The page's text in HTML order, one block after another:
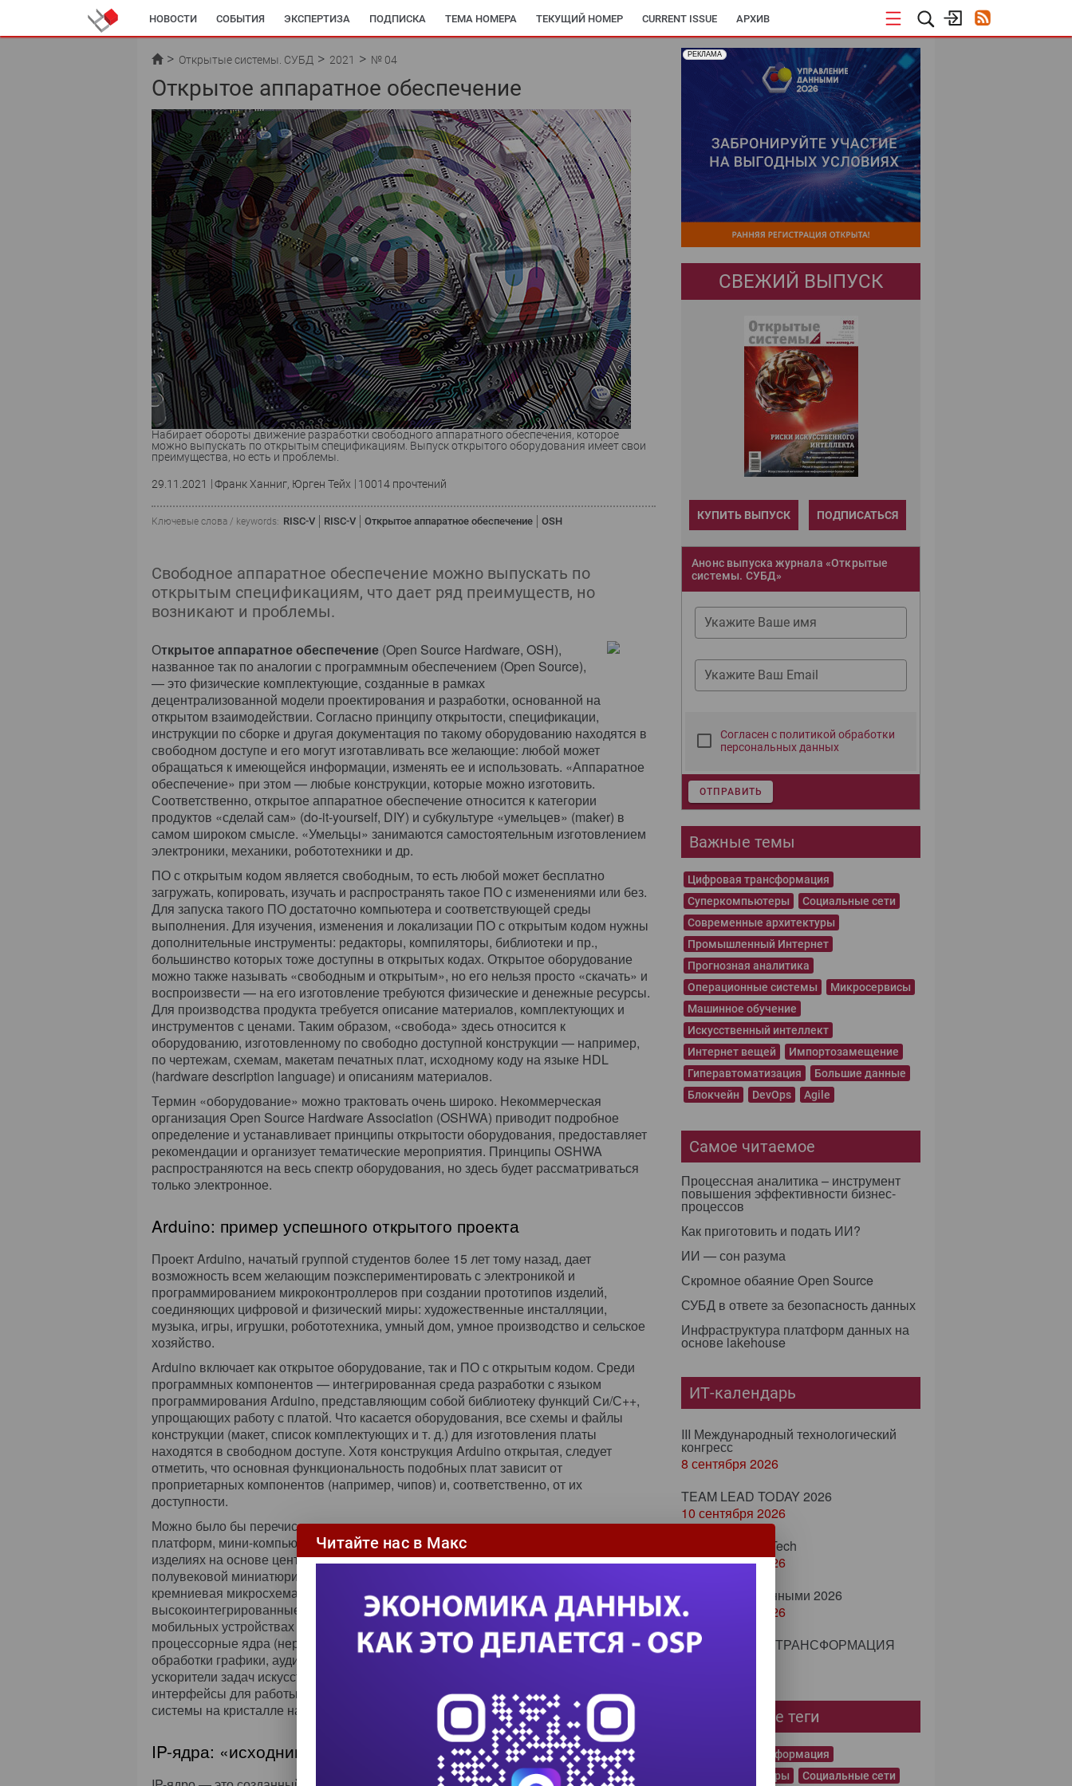
НОВОСТИ СОБЫТИЯ ЭКСПЕРТИЗА ПОДПИСКА ТЕМА НОМЕРА ТЕКУЩИЙ НОМЕР CURRENT ISSUE АРХИВ
Открытые системы. СУБД 2021 № 04
Открытое аппаратное обеспечение
Набирает обороты движение разработки свободного аппаратного обеспечения, которое
можно выпускать по открытым спецификациям. Выпуск открытого оборудования имеет свои
преимущества, но есть и проблемы.
29.11.2021 Франк Ханниг, Юрген Тейх 10014 прочтений
Ключевые слова / keywords: RISC-V RISC-V Открытое аппаратное обеспечение OSH
Свободное аппаратное обеспечение можно выпускать по
открытым спецификациям, что дает ряд преимуществ, но
возникают и проблемы.
Открытое аппаратное обеспечение (Open Source Hardware, OSH),
названное так по аналогии с программным обеспечением (Open Source),
— это физические комплектующие, созданные в рамках
децентрализованной модели проектирования и разработки, основанной на
открытом взаимодействии. Согласно принципу открытости, спецификации,
инструкции по сборке и другая документация по такому оборудованию находятся в
свободном доступе и его могут изготавливать все желающие: любой может
обращаться к имеющейся информации, изменять ее и использовать. «Аппаратное
обеспечение» при этом — любые конструкции, которые можно изготовить.
Соответственно, открытое аппаратное обеспечение относится к категории
продуктов «сделай сам» (do-it-yourself, DIY) и субкультуре «умельцев» (maker) в
самом широком смысле. «Умельцы» занимаются самостоятельным изготовлением
электроники, механики, робототехники и др.
ПО с открытым кодом является свободным, то есть любой может бесплатно
загружать, копировать, изучать и распространять такое ПО с изменениями или без.
Для запуска такого ПО достаточно компьютера и соответствующей среды
выполнения. Для изучения, изменения и локализации ПО с открытым кодом нужны
дополнительные инструменты: редакторы, компиляторы, библиотеки и пр.,
большинство которых тоже доступны в открытых кодах. Открытое оборудование
можно также называть «свободным и открытым», но его нельзя просто «скачать» и
воспроизвести — на его изготовление требуются физические и денежные ресурсы.
Для производства продукта требуется описание материалов, комплектующих и
инструментов с ценами. Таким образом, «свобода» здесь относится к
оборудованию, изготовленному по свободно доступной конструкции — например,
по чертежам, схемам, макетам печатных плат, исходному коду на языке HDL
(hardware description language) и описаниям материалов.
Термин «оборудование» можно трактовать очень широко. Некоммерческая
организация Open Source Hardware Association (OSHWA) приводит подробное
определение и устанавливает принципы открытости оборудования, предоставляет
рекомендации и организует тематические мероприятия. Принципы OSHWA
распространяются на весь спектр оборудования, но здесь будет рассматриваться
только электронное.
Arduino: пример успешного открытого проекта
Проект Arduino, начатый группой студентов более 15 лет тому назад, дает
возможность всем желающим поэкспериментировать с электроникой и
программированием микроконтроллеров при создании прототипов изделий,
соединяющих цифровой и физический миры: художественные инсталляции,
музыка, игры, игрушки, робототехника, умный дом, умное производство и сельское
хозяйство.
Arduino включает как открытое оборудование, так и ПО с открытым кодом. Среди
программных компонентов — интегрированная среда разработки с языком
программирования Arduino, представляющим собой библиотеку функций Си/С++,
упрощающих работу с платой. Что касается оборудования, все схемы и файлы
конструкции (макет, список комплектующих и т. д.) для изготовления платы
находятся в свободном доступе. Хотя конструкция Arduino открытая, следует
отметить, что основная функциональность подобных плат зависит от
проприетарных компонентов (например, чипов) и, соответственно, от их
доступности.
Можно было бы перечислить еще множество успешных открытых электронных
платформ, мини-компьютеров и устройств Интернета вещей, но сосредоточимся на
изделиях на основе центрального процессора. Благодаря непрерывной
полувековой миниатюризации полупроводниковых устройств, сегодня одна
кремниевая микросхема может содержать миллиарды транзисторов. Подобные
высокоинтегрированные схемы — системы на кристалле — используются в
мобильных устройствах и бортовых решениях. Система на кристалле включает
процессорные ядра (нередко разных типов), память, межсоединения, модули
обработки графики, аудио- и видеокодеки, блоки обработки цифрового сигнала,
ускорители задач искусственного интеллекта, радиомодемы, датчики, а также
интерфейсы для работы с внешней памятью и другими устройствами. Компоненты
системы на кристалле называют
(intellectual property core).
IP-ядра: «исходники» для микросхем
РЕКЛАМА
СВЕЖИЙ ВЫПУСК
КУПИТЬ ВЫПУСК ПОДПИСАТЬСЯ
Анонс выпуска журнала «Открытые
системы. СУБД»
Укажите Ваше имя
Укажите Ваш Email
Согласен с политикой обработки
персональных данных
ОТПРАВИТЬ
Читайте нас в Макс
Важные темы
Цифровая трансформация
Суперкомпьютеры
Социальные сети
Современные архитектуры
Промышленный Интернет
Прогнозная аналитика
Операционные системы
Микросервисы
Машинное обучение
Искусственный интеллект
Интернет вещей
Импортозамещение
Гиперавтоматизация
Большие данные
Блокчейн
DevOps Agile
Самое читаемое
Процессная аналитика – инструмент
повышения эффективности бизнес-
процессов
Как приготовить и подать ИИ?
ИИ — сон разума
Скромное обаяние Open Source
СУБД в ответе за безопасность данных
Инфраструктура платформ данных на
основе lakehouse
ИТ-календарь
III Международный технологический
конгресс
8 сентября 2026
TEAM LEAD TODAY 2026
10 сентября 2026
Форум ProcessTech
18 сентября 2026
Управление данными 2026
24 сентября 2026
HR TECH + ИИ ТРАНСФОРМАЦИЯ
2026
Популярные теги
Цифровая трансформация
Суперкомпьютеры
Социальные сети